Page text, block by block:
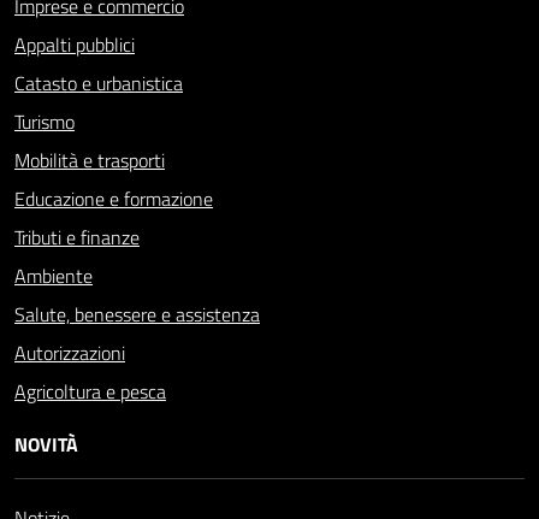
Imprese e commercio
Appalti pubblici
Catasto e urbanistica
Turismo
Mobilità e trasporti
Educazione e formazione
Tributi e finanze
Ambiente
Salute, benessere e assistenza
Autorizzazioni
Agricoltura e pesca
NOVITÀ